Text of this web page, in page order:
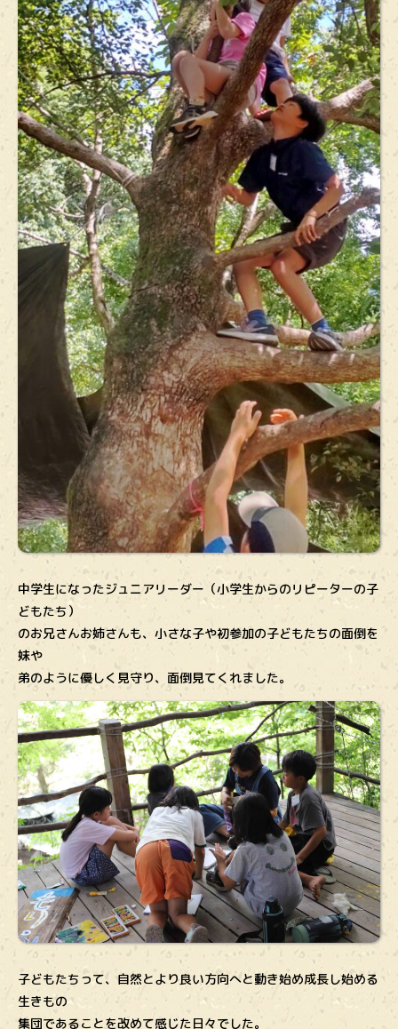
中学生になったジュニアリーダー（小学生からのリピーターの子
どもたち）
のお兄さんお姉さんも、小さな子や初参加の子どもたちの面倒を
妹や
弟のように優しく見守り、面倒見てくれました。
子どもたちって、自然とより良い方向へと動き始め成長し始める
生きもの
集団であることを改めて感じた日々でした。